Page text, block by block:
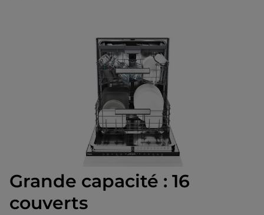
Grande capacité : 16
couverts